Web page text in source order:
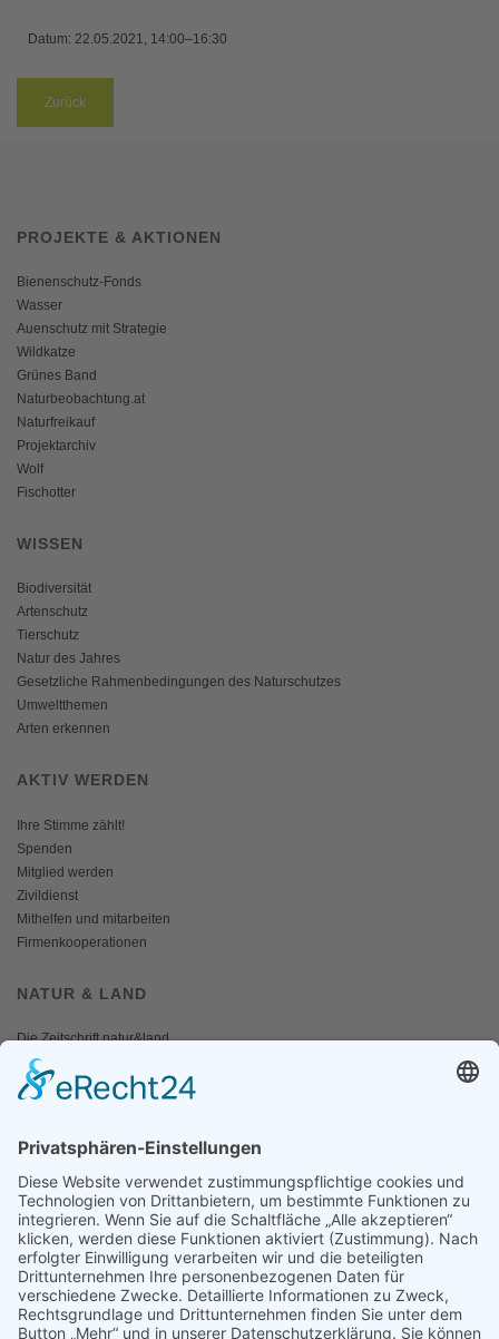
Datum: 22.05.2021, 14:00–16:30
Zurück
PROJEKTE & AKTIONEN
Bienenschutz-Fonds
Wasser
Auenschutz mit Strategie
Wildkatze
Grünes Band
Naturbeobachtung.at
Naturfreikauf
Projektarchiv
Wolf
Fischotter
WISSEN
Biodiversität
Artenschutz
Tierschutz
Natur des Jahres
Gesetzliche Rahmenbedingungen des Naturschutzes
Umweltthemen
Arten erkennen
AKTIV WERDEN
Ihre Stimme zählt!
Spenden
Mitglied werden
Zivildienst
Mithelfen und mitarbeiten
Firmenkooperationen
NATUR & LAND
Die Zeitschrift natur&land
Archiv
Mediadaten
Fotos und Logos
Presseaussendungen
Presse
Presseinformationen abonnieren
ÜBER UNS